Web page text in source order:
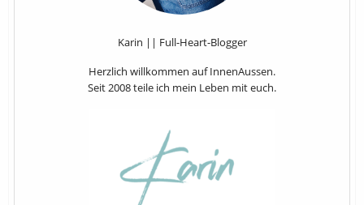
Karin || Full-Heart-Blogger
Herzlich willkommen auf InnenAussen.
Seit 2008 teile ich mein Leben mit euch.